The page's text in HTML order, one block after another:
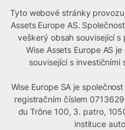
Tyto webové stránky
Assets Europe AS.
veškerý obsah související
Wise Assets Europe AS
související s
Wise Europe SA je
registračním číslem
du Trône 100, 3. patro,
instituce